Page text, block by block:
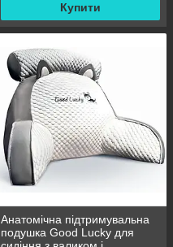
Купити
Анатомічна підтримувальна
подушка Good Lucky для